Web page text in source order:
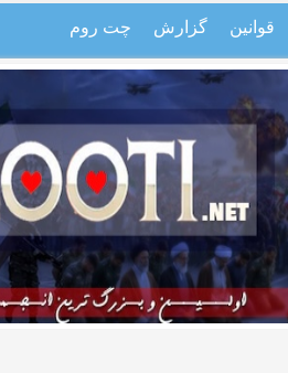
قوانین گزارش چت روم